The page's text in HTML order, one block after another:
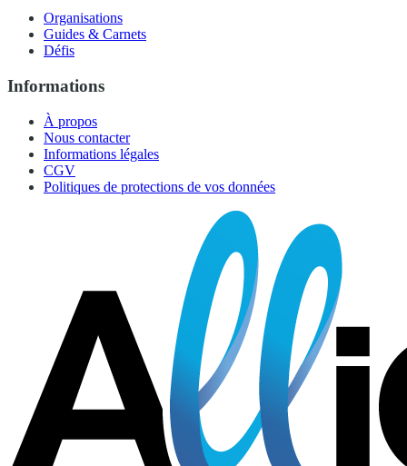
Organisations
Guides & Carnets
Défis
Informations
À propos
Nous contacter
Informations légales
CGV
Politiques de protections de vos données